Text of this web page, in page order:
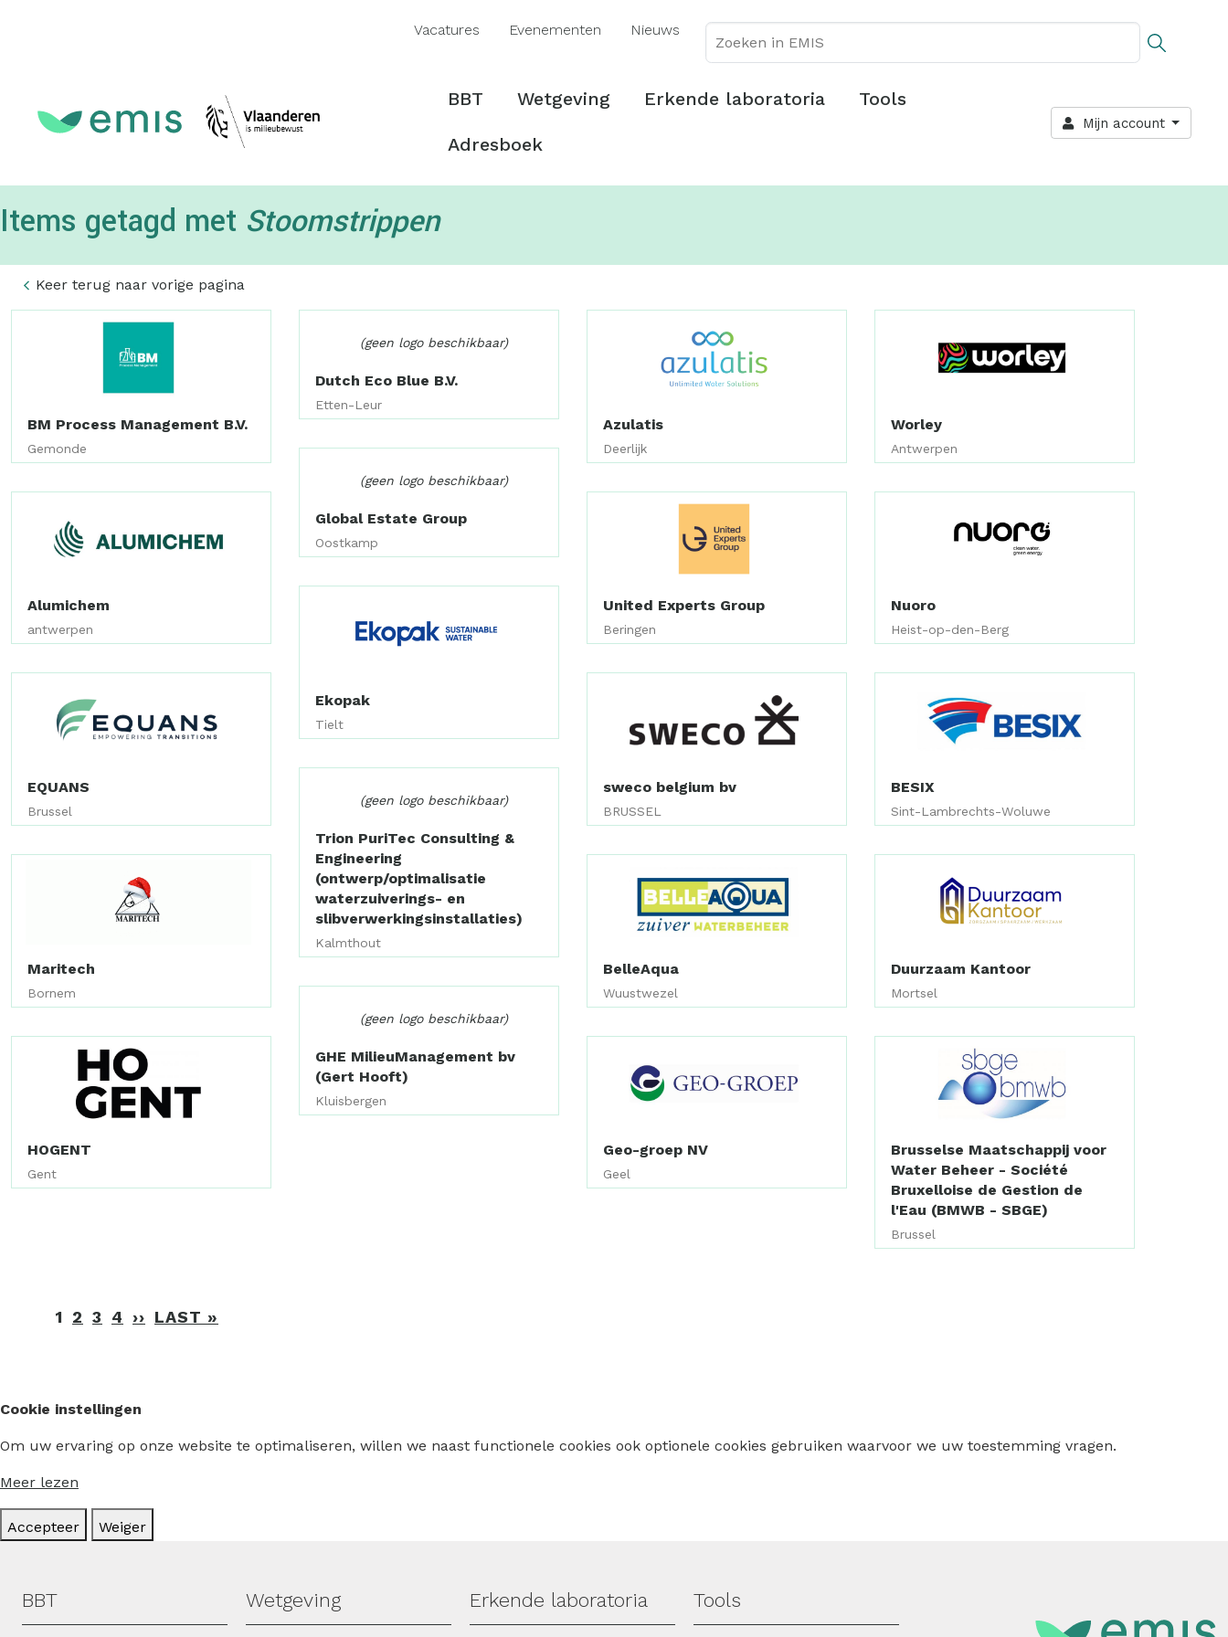
inhoud
Vacatures Evenementen Nieuws
Hoofdmenu
BBT Wetgeving Erkende laboratoria Tools
Adresboek
Mijn account
Items getagd met Stoomstrippen
Keer terug naar vorige pagina
BM Process Management B.V.
Gemonde
(geen logo beschikbaar)
Dutch Eco Blue B.V.
Etten-Leur
Azulatis
Deerlijk
Worley
Antwerpen
(geen logo beschikbaar)
Global Estate Group
Oostkamp
Alumichem
antwerpen
United Experts Group
Beringen
Nuoro
Heist-op-den-Berg
Ekopak
Tielt
EQUANS
Brussel
sweco belgium bv
BRUSSEL
BESIX
Sint-Lambrechts-Woluwe
(geen logo beschikbaar)
Trion PuriTec Consulting &
Engineering
(ontwerp/optimalisatie
waterzuiverings- en
slibverwerkingsinstallaties)
Kalmthout
Maritech
Bornem
BelleAqua
Wuustwezel
Duurzaam Kantoor
Mortsel
(geen logo beschikbaar)
GHE MilieuManagement bv
(Gert Hooft)
Kluisbergen
HOGENT
Gent
Geo-groep NV
Geel
Brusselse Maatschappij voor
Water Beheer - Société
Bruxelloise de Gestion de
l'Eau (BMWB - SBGE)
Brussel
Paginering
1 2 3 4 ›› VOLGENDE
LAST »
Cookie instellingen
Om uw ervaring op onze website te optimaliseren, willen we naast functionele cookies ook optionele cookies gebruiken waarvoor we uw toestemming vragen.
Meer lezen
Accepteer Weiger
Hoofdmenu
BBT Wetgeving Erkende laboratoria Tools